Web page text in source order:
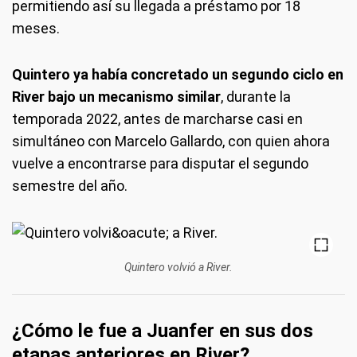
permitiendo así su llegada a préstamo por 18
meses.
Quintero ya había concretado un segundo ciclo en
River bajo un mecanismo similar, durante la
temporada 2022, antes de marcharse casi en
simultáneo con Marcelo Gallardo, con quien ahora
vuelve a encontrarse para disputar el segundo
semestre del año.
Quintero volvió a River.
¿Cómo le fue a Juanfer en sus dos